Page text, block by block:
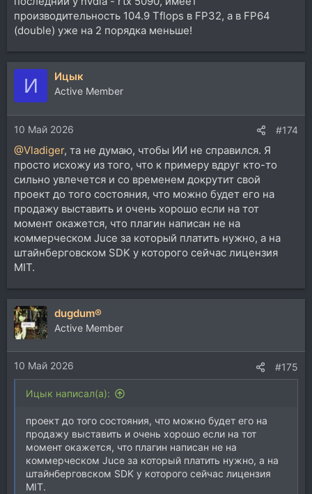
производительность 104.9 Tflops в FP32, а в FP64
(double) уже на 2 порядка меньше!
И Ицык
Active Member
10 Май 2026 #174
@Vladiger, та не думаю, чтобы ИИ не справился. Я
просто исхожу из того, что к примеру вдруг кто-то
сильно увлечется и со временем докрутит свой
проект до того состояния, что можно будет его на
продажу выставить и очень хорошо если на тот
момент окажется, что плагин написан не на
коммерческом Juce за который платить нужно, а на
штайнберговском SDK у которого сейчас лицензия
MIT.
dugdum®
Active Member
10 Май 2026 #175
Ицык написал(а):
проект до того состояния, что можно будет его на
продажу выставить и очень хорошо если на тот
момент окажется, что плагин написан не на
коммерческом Juce за который платить нужно, а на
штайнберговском SDK у которого сейчас лицензия
MIT.